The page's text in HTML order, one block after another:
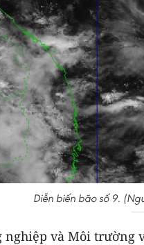
Diễn biến bão số 9.
nghiệp và Môi trường